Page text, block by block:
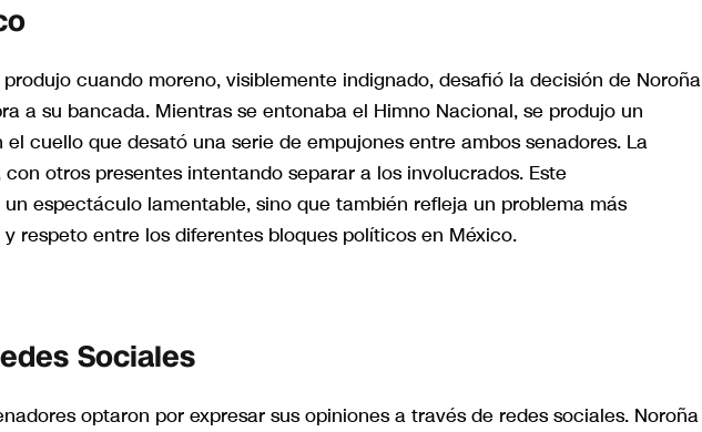
cuando moreno, visiblemente indignado, desafió la decisión de Noroña
a su bancada. Mientras se entonaba el Himno Nacional, se produjo un
cuello que desató una serie de empujones entre ambos senadores. La
otros presentes intentando separar a los involucrados. Este
espectáculo lamentable, sino que también refleja un problema más
respeto entre los diferentes bloques políticos en México.
Sociales
optaron por expresar sus opiniones a través de redes sociales. Noroña